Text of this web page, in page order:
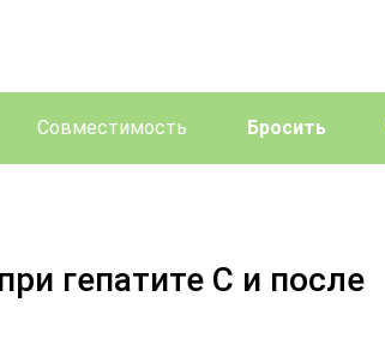
Совместимость Бросить
гепатите С и после